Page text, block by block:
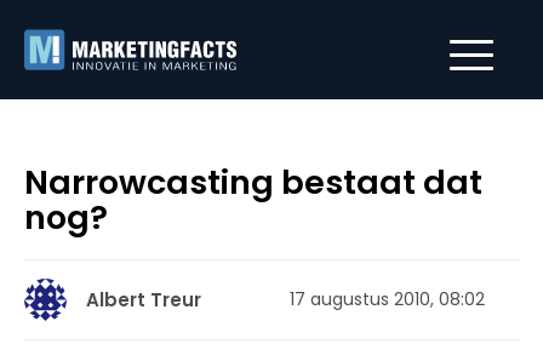
Narrowcasting bestaat dat
nog?
Albert Treur 17 augustus 2010, 08:02